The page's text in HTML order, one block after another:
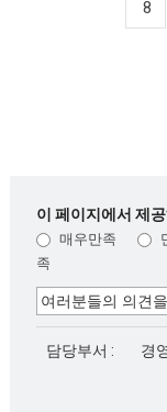
8
이 페이지에서 제
매우만족
족
담당부서 : 경